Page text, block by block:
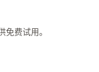
免费试用。